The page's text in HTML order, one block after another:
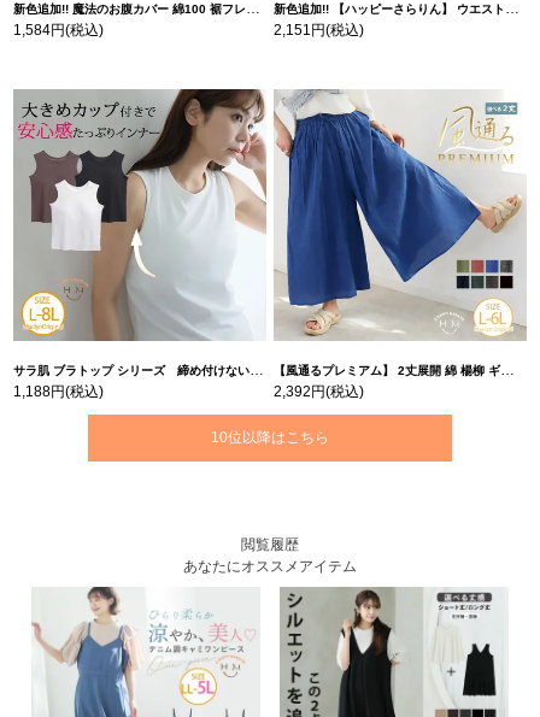
新色追加!! 魔法のお腹カバー 綿100 裾フレア Tシャツ | 大きいサイズの通販ならハッピーマリリン
1,584円(税込)
新色追加!! 【ハッピーさらりん】 ウエストタック入り スッキリ魅せ コクーントップス | 大きいサイズの通販ならハッピーマリリン
2,151円(税込)
サラ肌 ブラトップ シリーズ 締め付けない リブ タンクトップ | 大きいサイズの通販ならハッピーマリリン
1,188円(税込)
【風通るプレミアム】 2丈展開 綿 楊柳 ギャザー フレア スカンツ 【ウェストゴム】 | 大きいサイズの通販ならハッピーマリリン
2,392円(税込)
10位以降はこちら
閲覧履歴
あなたにオススメアイテム